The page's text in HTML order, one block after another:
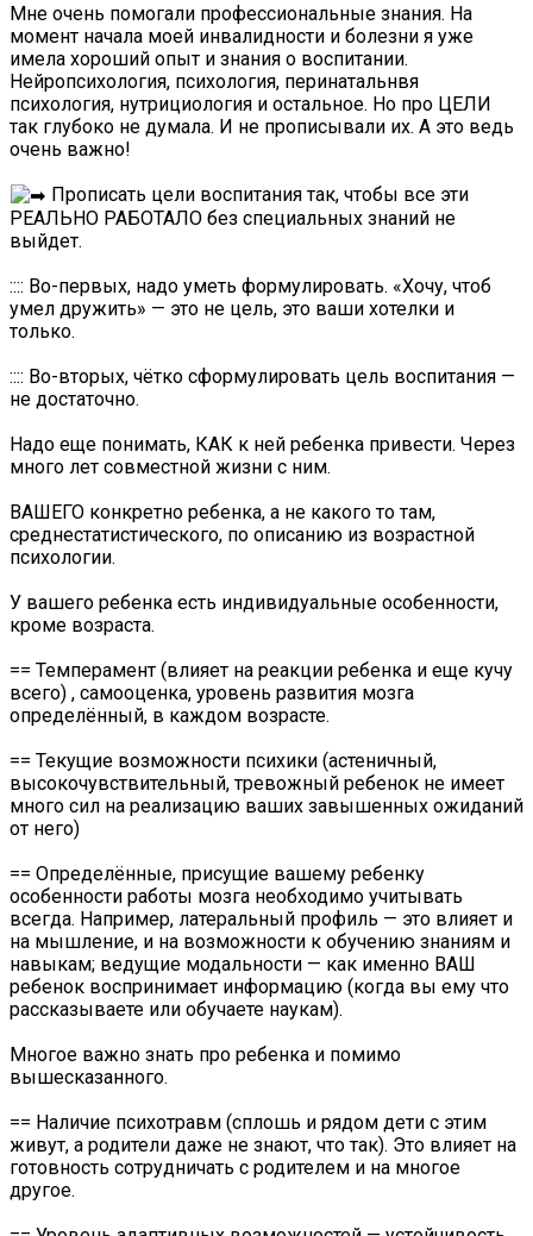
Мне очень помогали профессиональные знания. На
момент начала моей инвалидности и болезни я уже
имела хороший опыт и знания о воспитании.
Нейропсихология, психология, перинатальнвя
психология, нутрициология и остальное. Но про ЦЕЛИ
так глубоко не думала. И не прописывали их. А это ведь
очень важно!
Прописать цели воспитания так, чтобы все эти
РЕАЛЬНО РАБОТАЛО без специальных знаний не
выйдет.
:::: Во-первых, надо уметь формулировать. «Хочу, чтоб
умел дружить» — это не цель, это ваши хотелки и
только.
:::: Во-вторых, чётко сформулировать цель воспитания —
не достаточно.
Надо еще понимать, КАК к ней ребенка привести. Через
много лет совместной жизни с ним.
ВАШЕГО конкретно ребенка, а не какого то там,
среднестатистического, по описанию из возрастной
психологии.
У вашего ребенка есть индивидуальные особенности,
кроме возраста.
== Темперамент (влияет на реакции ребенка и еще кучу
всего) , самооценка, уровень развития мозга
определённый, в каждом возрасте.
== Текущие возможности психики (астеничный,
высокочувствительный, тревожный ребенок не имеет
много сил на реализацию ваших завышенных ожиданий
от него)
== Определённые, присущие вашему ребенку
особенности работы мозга необходимо учитывать
всегда. Например, латеральный профиль — это влияет и
на мышление, и на возможности к обучению знаниям и
навыкам; ведущие модальности — как именно ВАШ
ребенок воспринимает информацию (когда вы ему что
рассказываете или обучаете наукам).
Многое важно знать про ребенка и помимо
вышесказанного.
== Наличие психотравм (сплошь и рядом дети с этим
живут, а родители даже не знают, что так). Это влияет на
готовность сотрудничать с родителем и на многое
другое.